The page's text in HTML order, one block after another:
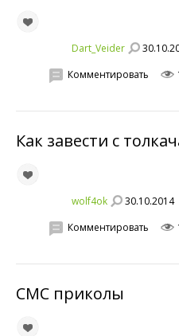
Dart_Veider
Комментировать
Как завести с
wolf4ok 30.10.2014
Комментировать
СМС приколы